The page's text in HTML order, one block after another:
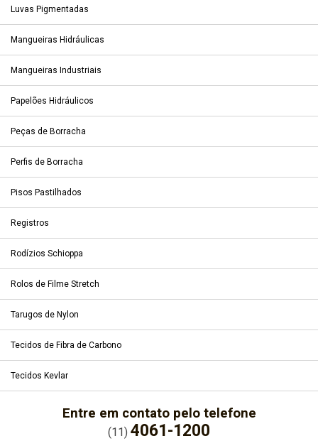
Luvas Pigmentadas
Mangueiras Hidráulicas
Mangueiras Industriais
Papelões Hidráulicos
Peças de Borracha
Perfis de Borracha
Pisos Pastilhados
Registros
Rodízios Schioppa
Rolos de Filme Stretch
Tarugos de Nylon
Tecidos de Fibra de Carbono
Tecidos Kevlar
Entre em contato pelo telefone
(11) 4061-1200